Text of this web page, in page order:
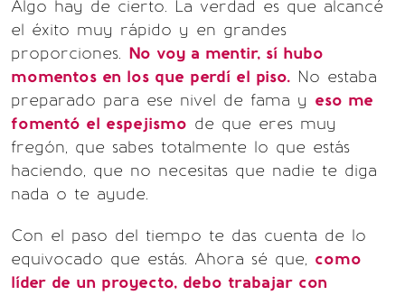
Algo hay de cierto. La verdad es que alcancé
el éxito muy rápido y en grandes
proporciones. No voy a mentir, sí hubo
momentos en los que perdí el piso. No estaba
preparado para ese nivel de fama y eso me
fomentó el espejismo de que eres muy
fregón, que sabes totalmente lo que estás
haciendo, que no necesitas que nadie te diga
nada o te ayude.
Con el paso del tiempo te das cuenta de lo
equivocado que estás. Ahora sé que, como
líder de un proyecto, debo trabajar con